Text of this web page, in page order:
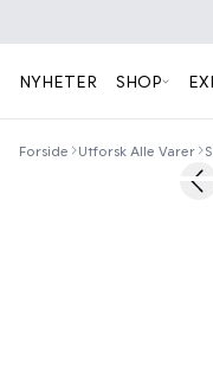
NYHETER SHOP
Forside Utforsk Alle Varer
60%